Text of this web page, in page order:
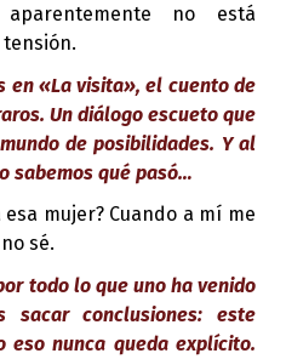
no está
tensión.
en «La visita», el cuento de
Un diálogo escueto que
de posibilidades. Y al
sabemos qué pasó…
mujer? Cuando a mí me
sé.
todo lo que uno ha venido
sacar conclusiones: este
eso nunca queda explícito.